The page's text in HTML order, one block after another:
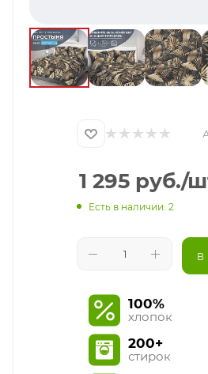
1 295 руб./
Есть в наличии: 2
В
100%
хлопок
200+
стирок